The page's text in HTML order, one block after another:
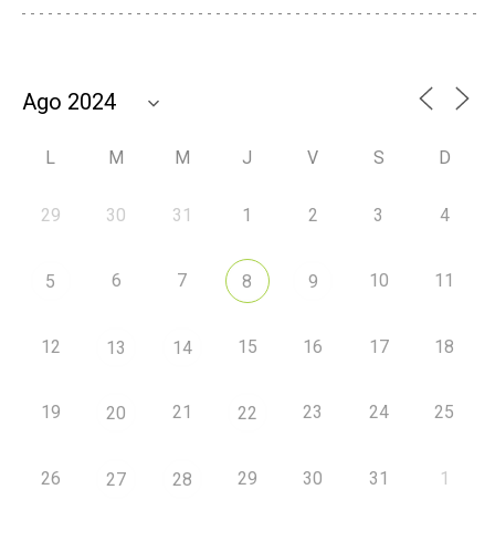
L M M J V S D
29 30 31 1 2 3 4
5 6 7 8 9 10 11
12 13 14 15 16 17 18
19 20 21 22 23 24 25
26 27 28 29 30 31 1